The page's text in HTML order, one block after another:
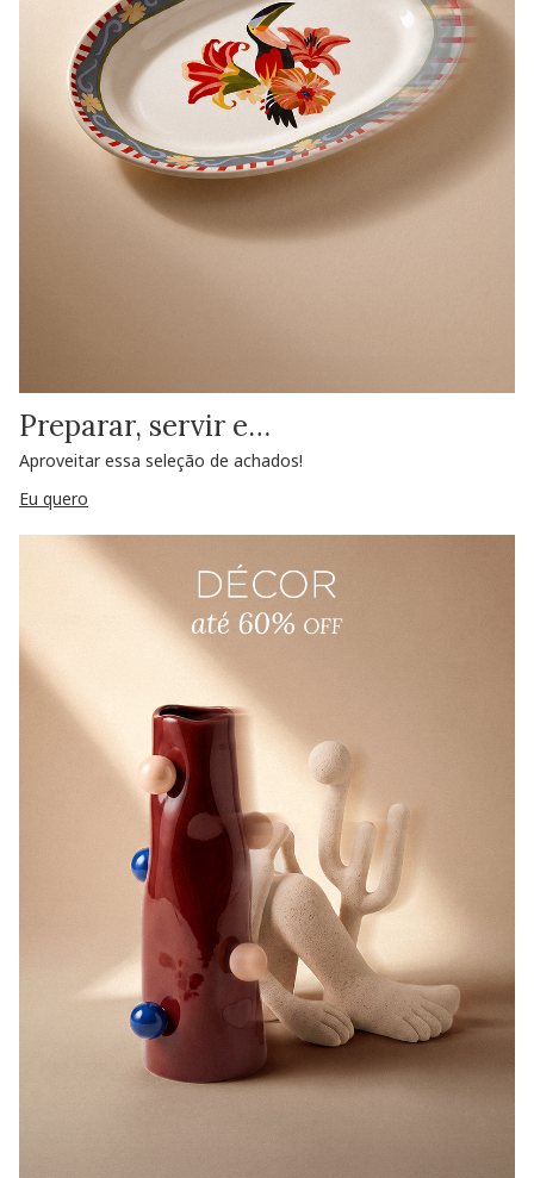
Preparar, servir e…
Aproveitar essa seleção de achados!
Eu quero